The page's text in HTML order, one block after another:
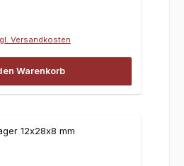
Versandkosten
Warenkorb